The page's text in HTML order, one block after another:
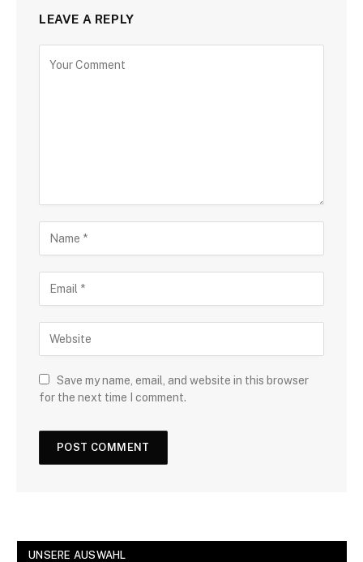
LEAVE A REPLY
Save my name, email, and website in this browser
for the next time I comment.
UNSERE AUSWAHL